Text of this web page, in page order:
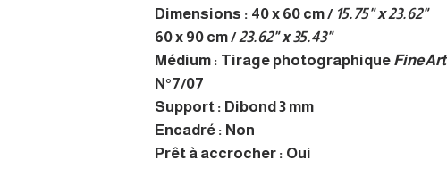
Dimensions : 40 x 60 cm / 15.75" x 23.62"
60 x 90 cm /23.62" x 35.43"
Médium : Tirage photographique FineArt
N°7/07
Support : Dibond 3 mm
Encadré : Non
Prêt à accrocher : Oui